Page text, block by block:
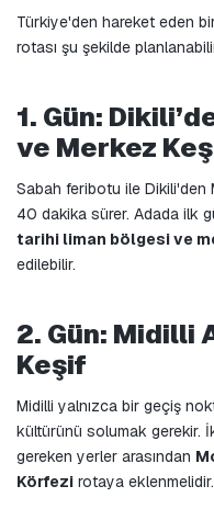
Türkiye'den hareket eden
rotası şu şekilde
1. Gün:
ve Merkez
Sabah feribotu ile Dikili'den
40 dakika sürer. Adada ilk
tarihi liman bölgesi ve
edilebilir.
2. Gün: Midilli
Keşif
Midilli yalnızca bir geçiş
kültürünü solumak gerekir.
gereken yerler arasından
Körfezi rotaya eklenmelidir.